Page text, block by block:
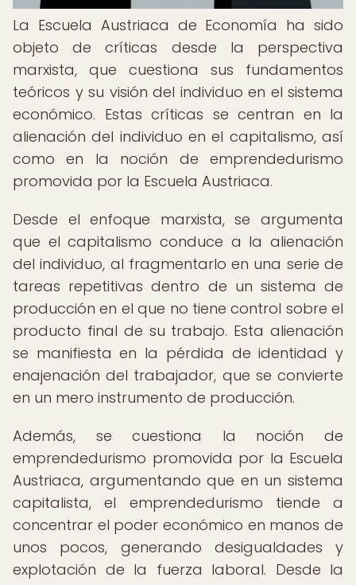
La Escuela Austriaca de Economía ha sido
objeto de críticas desde la perspectiva
marxista, que cuestiona sus fundamentos
teóricos y su visión del individuo en el sistema
económico. Estas críticas se centran en la
alienación del individuo en el capitalismo, así
como en la noción de emprendedurismo
promovida por la Escuela Austriaca.
Desde el enfoque marxista, se argumenta
que el capitalismo conduce a la alienación
del individuo, al fragmentarlo en una serie de
tareas repetitivas dentro de un sistema de
producción en el que no tiene control sobre el
producto final de su trabajo. Esta alienación
se manifiesta en la pérdida de identidad y
enajenación del trabajador, que se convierte
en un mero instrumento de producción.
Además, se cuestiona la noción de
emprendedurismo promovida por la Escuela
Austriaca, argumentando que en un sistema
capitalista, el emprendedurismo tiende a
concentrar el poder económico en manos de
unos pocos, generando desigualdades y
explotación de la fuerza laboral. Desde la